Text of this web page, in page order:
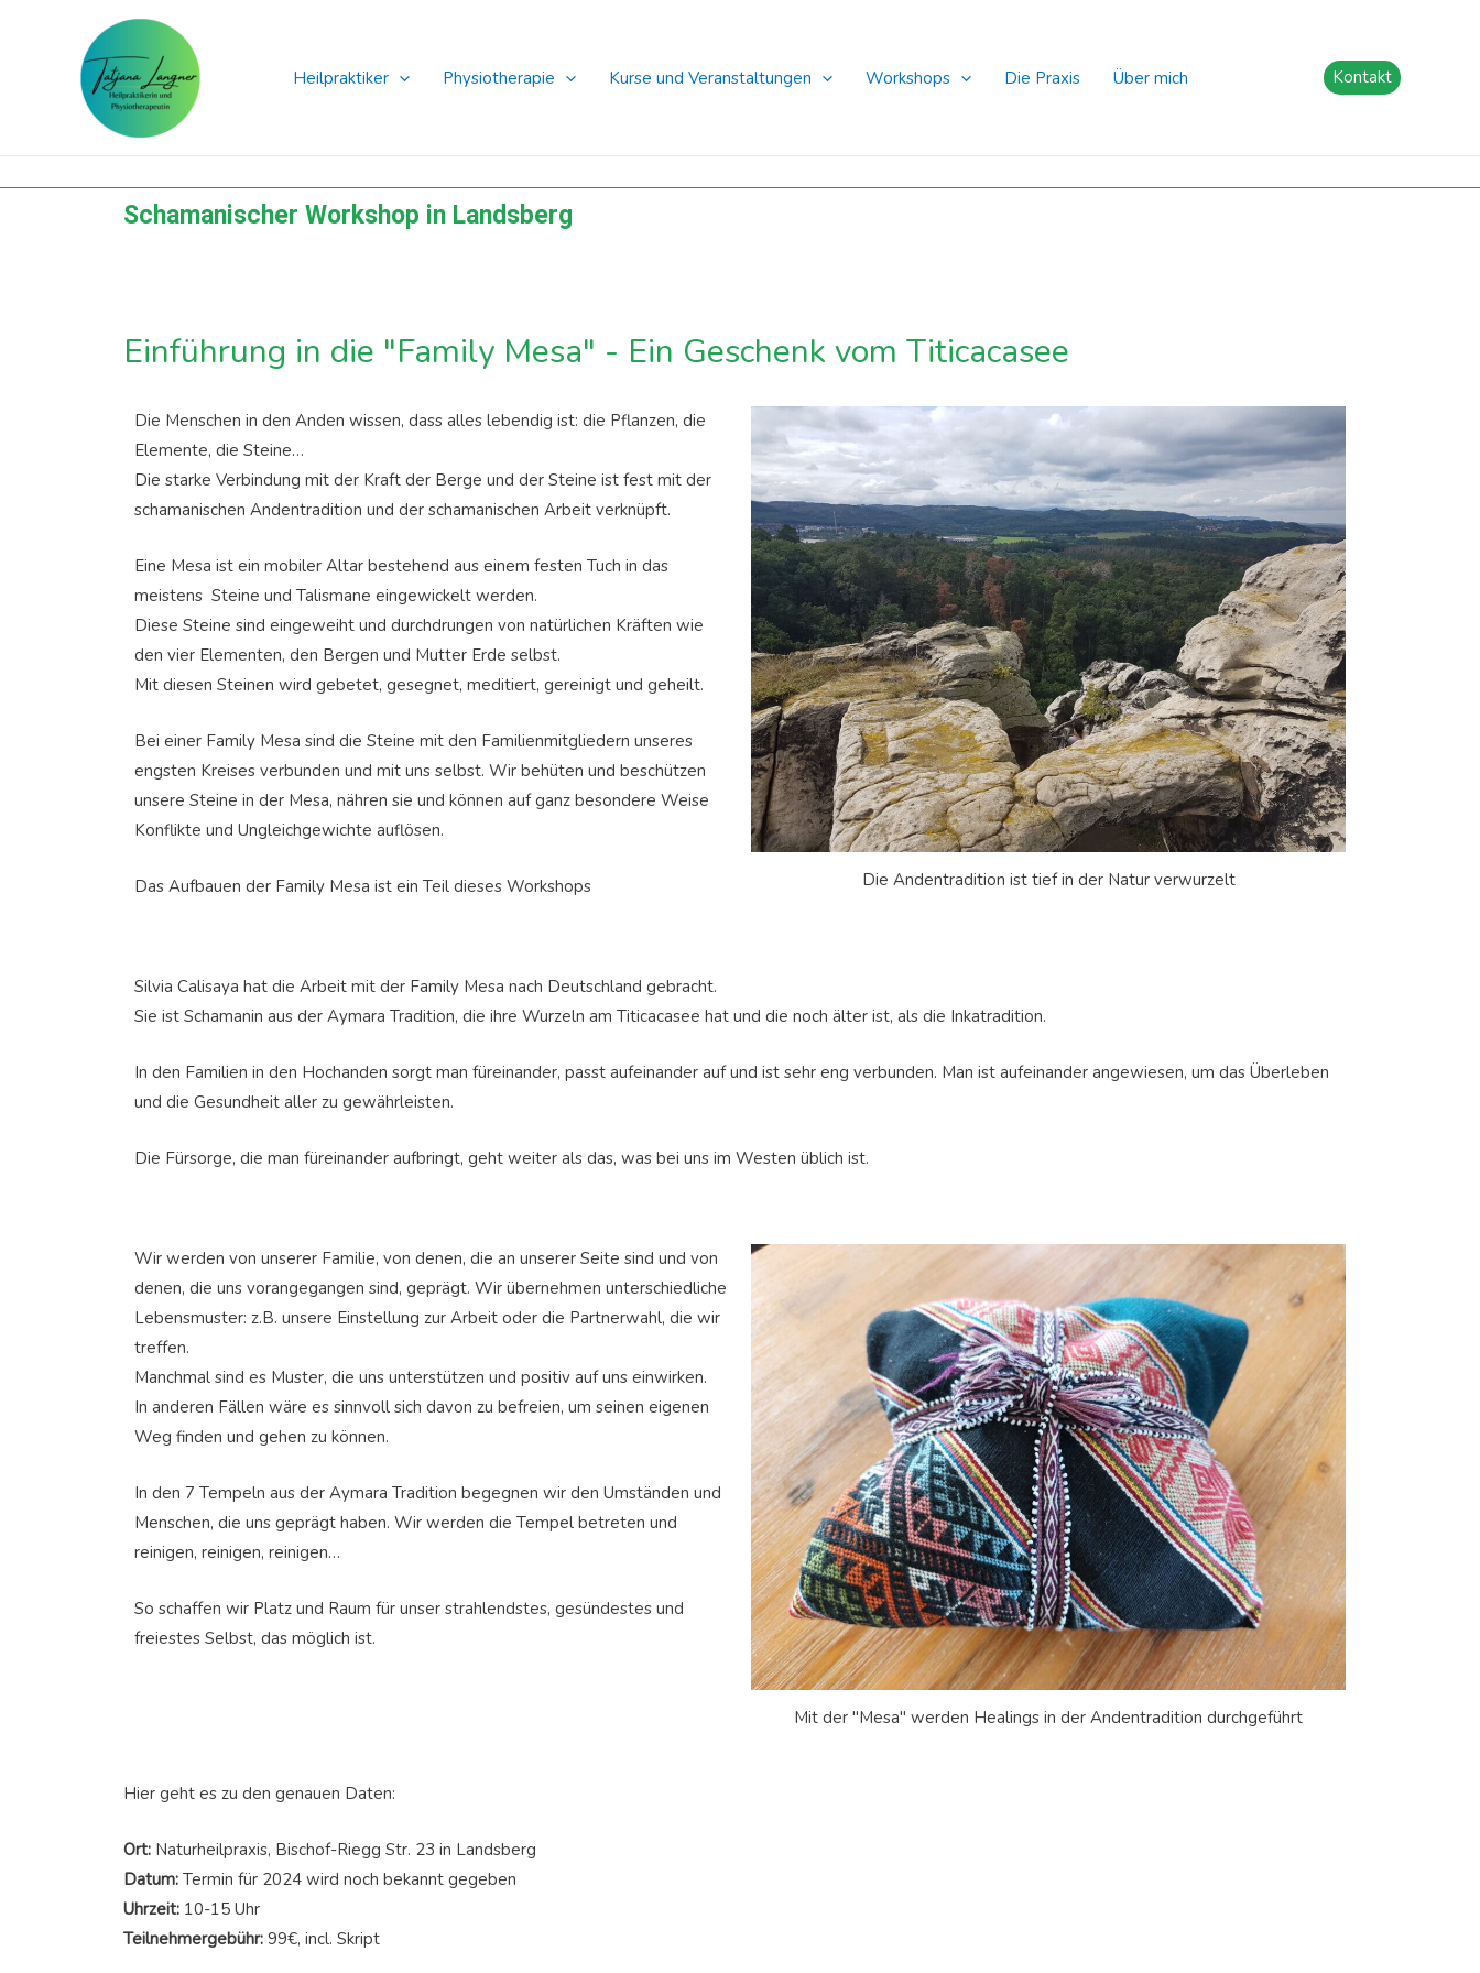
Heilpraktiker Physiotherapie Kurse und Veranstaltungen Workshops Die Praxis Über mich Kontakt
Schamanischer Workshop in Landsberg
Einführung in die "Family Mesa" - Ein Geschenk vom Titicacasee
Die Menschen in den Anden wissen, dass alles lebendig ist: die Pflanzen, die
Elemente, die Steine…
Die starke Verbindung mit der Kraft der Berge und der Steine ist fest mit der
schamanischen Andentradition und der schamanischen Arbeit verknüpft.
Eine Mesa ist ein mobiler Altar bestehend aus einem festen Tuch in das
meistens Steine und Talismane eingewickelt werden.
Diese Steine sind eingeweiht und durchdrungen von natürlichen Kräften wie
den vier Elementen, den Bergen und Mutter Erde selbst.
Mit diesen Steinen wird gebetet, gesegnet, meditiert, gereinigt und geheilt.
Bei einer Family Mesa sind die Steine mit den Familienmitgliedern unseres
engsten Kreises verbunden und mit uns selbst. Wir behüten und beschützen
unsere Steine in der Mesa, nähren sie und können auf ganz besondere Weise
Konflikte und Ungleichgewichte auflösen.
Das Aufbauen der Family Mesa ist ein Teil dieses Workshops Die Andentradition ist tief in der Natur verwurzelt
Silvia Calisaya hat die Arbeit mit der Family Mesa nach Deutschland gebracht.
Sie ist Schamanin aus der Aymara Tradition, die ihre Wurzeln am Titicacasee hat und die noch älter ist, als die Inkatradition.
In den Familien in den Hochanden sorgt man füreinander, passt aufeinander auf und ist sehr eng verbunden. Man ist aufeinander angewiesen, um das Überleben
und die Gesundheit aller zu gewährleisten.
Die Fürsorge, die man füreinander aufbringt, geht weiter als das, was bei uns im Westen üblich ist.
Wir werden von unserer Familie, von denen, die an unserer Seite sind und von
denen, die uns vorangegangen sind, geprägt. Wir übernehmen unterschiedliche
Lebensmuster: z.B. unsere Einstellung zur Arbeit oder die Partnerwahl, die wir
treffen.
Manchmal sind es Muster, die uns unterstützen und positiv auf uns einwirken.
In anderen Fällen wäre es sinnvoll sich davon zu befreien, um seinen eigenen
Weg finden und gehen zu können.
In den 7 Tempeln aus der Aymara Tradition begegnen wir den Umständen und
Menschen, die uns geprägt haben. Wir werden die Tempel betreten und
reinigen, reinigen, reinigen…
So schaffen wir Platz und Raum für unser strahlendstes, gesündestes und
freiestes Selbst, das möglich ist.
Mit der "Mesa" werden Healings in der Andentradition durchgeführt
Hier geht es zu den genauen Daten:
Ort: Naturheilpraxis, Bischof-Riegg Str. 23 in Landsberg
Datum: Termin für 2024 wird noch bekannt gegeben
Uhrzeit: 10-15 Uhr
Teilnehmergebühr: 99€, incl. Skript